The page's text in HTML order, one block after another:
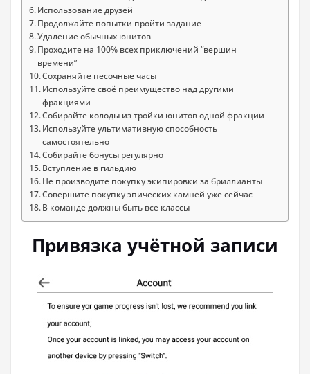
Использование друзей
Продолжайте попытки пройти задание
Удаление обычных юнитов
Проходите на 100% всех приключений “вершин
времени”
Сохраняйте песочные часы
Используйте своё преимущество над другими
фракциями
Собирайте колоды из тройки юнитов одной фракции
Используйте ультимативную способность
самостоятельно
Собирайте бонусы регулярно
Вступление в гильдию
Не производите покупку экипировки за бриллианты
Совершите покупку эпических камней уже сейчас
В команде должны быть все классы
Привязка учётной записи